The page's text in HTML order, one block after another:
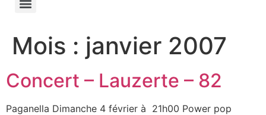
Mois : janvier 2007
Concert – Lauzerte – 82
Paganella Dimanche 4 février à 21h00 Power pop